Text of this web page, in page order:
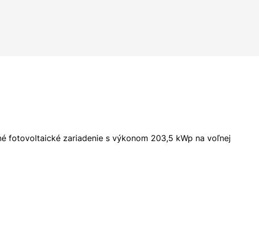
fotovoltaické zariadenie s výkonom 203,5 kWp na voľnej